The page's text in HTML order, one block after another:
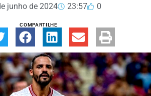
junho de 2024 23:57 0
COMPARTILHE